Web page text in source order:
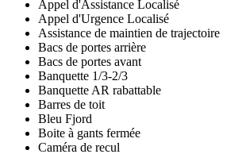
Appel d'Assistance Localisé
Appel d'Urgence Localisé
Assistance de maintien de trajectoire
Bacs de portes arrière
Bacs de portes avant
Banquette 1/3-2/3
Banquette AR rabattable
Barres de toit
Bleu Fjord
Boite à gants fermée
Caméra de recul